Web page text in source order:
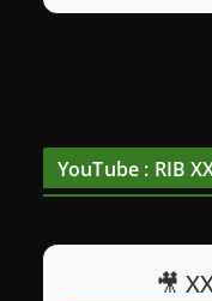
YouTube : RIB
🎥